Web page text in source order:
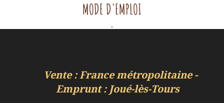
MODE D'EMPLOI
.
Vente : France métropolitaine -
Emprunt : Joué-lès-Tours